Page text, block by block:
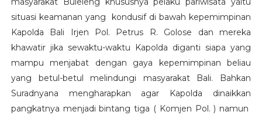
situasi keamanan yang kondusif di bawah kepemimpinan
Kapolda Bali Irjen Pol. Petrus R. Golose dan mereka
khawatir jika sewaktu-waktu Kapolda diganti siapa yang
mampu menjabat dengan gaya kepemimpinan beliau
yang betul-betul melindungi masyarakat Bali. Bahkan
Suradnyana mengharapkan agar Kapolda dinaikkan
pangkatnya menjadi bintang tiga ( Komjen Pol. ) namun